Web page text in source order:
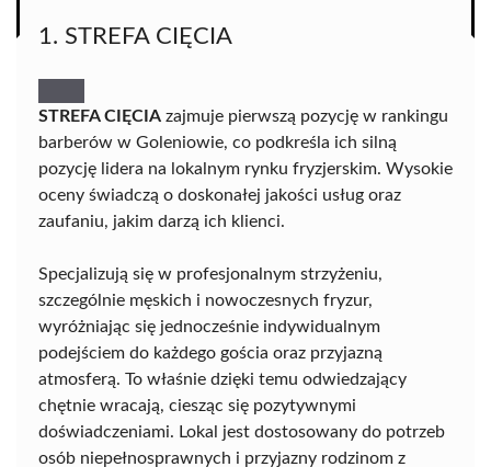
1. STREFA CIĘCIA
STREFA CIĘCIA zajmuje pierwszą pozycję w rankingu
barberów w Goleniowie, co podkreśla ich silną
pozycję lidera na lokalnym rynku fryzjerskim. Wysokie
oceny świadczą o doskonałej jakości usług oraz
zaufaniu, jakim darzą ich klienci.
Specjalizują się w profesjonalnym strzyżeniu,
szczególnie męskich i nowoczesnych fryzur,
wyróżniając się jednocześnie indywidualnym
podejściem do każdego gościa oraz przyjazną
atmosferą. To właśnie dzięki temu odwiedzający
chętnie wracają, ciesząc się pozytywnymi
doświadczeniami. Lokal jest dostosowany do potrzeb
osób niepełnosprawnych i przyjazny rodzinom z